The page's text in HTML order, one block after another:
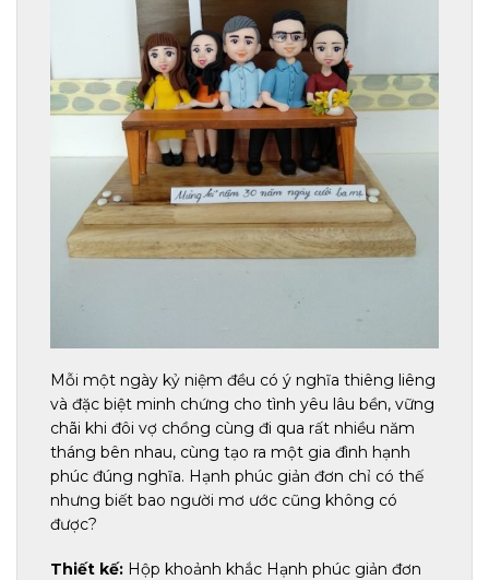
Mỗi một ngày kỷ niệm đều có ý nghĩa thiêng liêng
và đặc biệt minh chứng cho tình yêu lâu bền, vững
chãi khi đôi vợ chồng cùng đi qua rất nhiều năm
tháng bên nhau, cùng tạo ra một gia đình hạnh
phúc đúng nghĩa. Hạnh phúc giản đơn chỉ có thế
nhưng biết bao người mơ ước cũng không có
được?
Thiết kế: Hộp khoảnh khắc Hạnh phúc giản đơn